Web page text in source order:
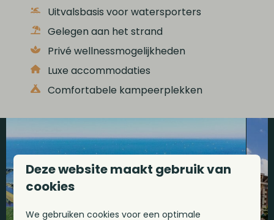
Uitvalsbasis voor watersporters
Gelegen aan het strand
Privé wellnessmogelijkheden
Luxe accommodaties
Comfortabele kampeerplekken
Deze website maakt gebruik van
cookies
We gebruiken cookies voor een optimale